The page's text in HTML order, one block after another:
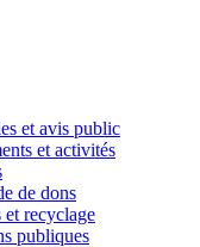
et avis public
et activités
de dons
et recyclage
publiques